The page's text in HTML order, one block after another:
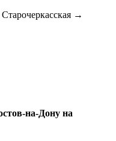
→
на-Дону на